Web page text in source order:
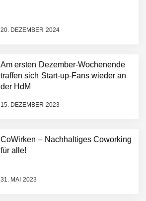
20. DEZEMBER 2024
Am ersten Dezember-Wochenende
traffen sich Start-up-Fans wieder an
der HdM
15. DEZEMBER 2023
CoWirken – Nachhaltiges Coworking
für alle!
31. MAI 2023
AI breit auszurollen
Humanoider Roboter bringt
Hightech ins Stadion
Simulationsdienstleistung in
FiniteNow ermöglicht
Entwicklungsprozesse
Pyck im Employer Portrait